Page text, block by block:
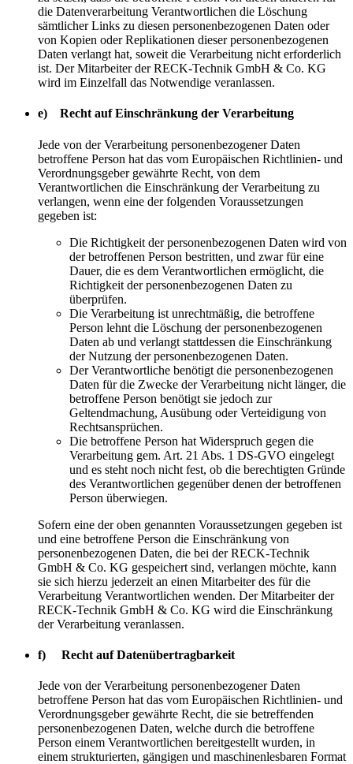
die Datenverarbeitung Verantwortlichen die Löschung
sämtlicher Links zu diesen personenbezogenen Daten oder
von Kopien oder Replikationen dieser personenbezogenen
Daten verlangt hat, soweit die Verarbeitung nicht erforderlich
ist. Der Mitarbeiter der RECK-Technik GmbH & Co. KG
wird im Einzelfall das Notwendige veranlassen.
e) Recht auf Einschränkung der Verarbeitung
Jede von der Verarbeitung personenbezogener Daten
betroffene Person hat das vom Europäischen Richtlinien- und
Verordnungsgeber gewährte Recht, von dem
Verantwortlichen die Einschränkung der Verarbeitung zu
verlangen, wenn eine der folgenden Voraussetzungen
gegeben ist:
Die Richtigkeit der personenbezogenen Daten wird von
der betroffenen Person bestritten, und zwar für eine
Dauer, die es dem Verantwortlichen ermöglicht, die
Richtigkeit der personenbezogenen Daten zu
überprüfen.
Die Verarbeitung ist unrechtmäßig, die betroffene
Person lehnt die Löschung der personenbezogenen
Daten ab und verlangt stattdessen die Einschränkung
der Nutzung der personenbezogenen Daten.
Der Verantwortliche benötigt die personenbezogenen
Daten für die Zwecke der Verarbeitung nicht länger, die
betroffene Person benötigt sie jedoch zur
Geltendmachung, Ausübung oder Verteidigung von
Rechtsansprüchen.
Die betroffene Person hat Widerspruch gegen die
Verarbeitung gem. Art. 21 Abs. 1 DS-GVO eingelegt
und es steht noch nicht fest, ob die berechtigten Gründe
des Verantwortlichen gegenüber denen der betroffenen
Person überwiegen.
Sofern eine der oben genannten Voraussetzungen gegeben ist
und eine betroffene Person die Einschränkung von
personenbezogenen Daten, die bei der RECK-Technik
GmbH & Co. KG gespeichert sind, verlangen möchte, kann
sie sich hierzu jederzeit an einen Mitarbeiter des für die
Verarbeitung Verantwortlichen wenden. Der Mitarbeiter der
RECK-Technik GmbH & Co. KG wird die Einschränkung
der Verarbeitung veranlassen.
f) Recht auf Datenübertragbarkeit
Jede von der Verarbeitung personenbezogener Daten
betroffene Person hat das vom Europäischen Richtlinien- und
Verordnungsgeber gewährte Recht, die sie betreffenden
personenbezogenen Daten, welche durch die betroffene
Person einem Verantwortlichen bereitgestellt wurden, in
einem strukturierten, gängigen und maschinenlesbaren Format